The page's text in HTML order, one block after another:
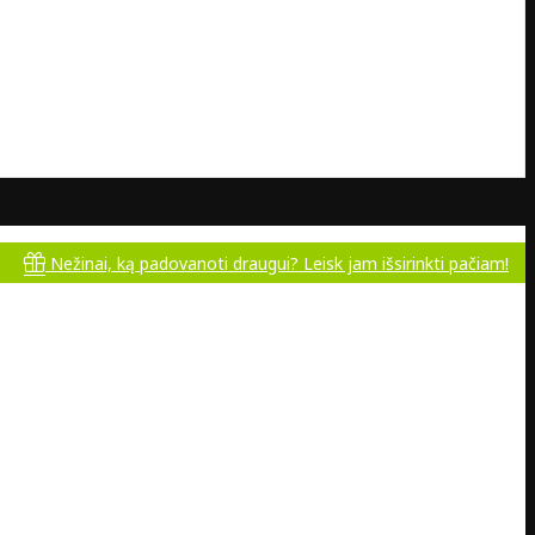
ką padovanoti draugui? Leisk jam išsirinkti pačiam!